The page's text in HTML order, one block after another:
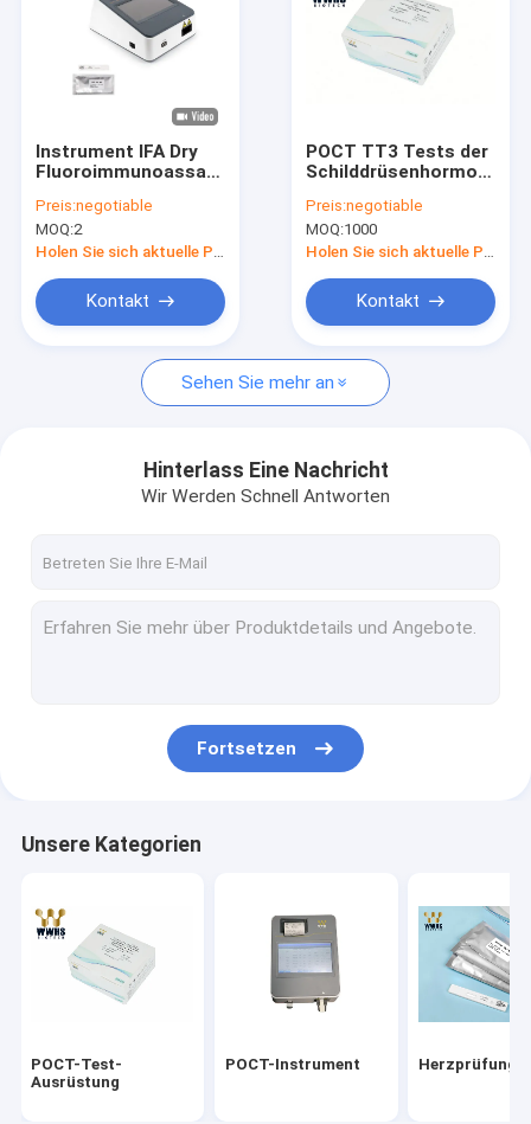
Über uns
Fabrik-Ausflug
Fordern Sie ein Zitat
News
POCT-Test-Ausrüstung
Herzprüfungsausrüstung
Schnelle Test-Ausrüstung PCT
Ergiebigkeits-Test-Ausrüstung
Medizinisches Laborverbrauchsmaterialien
Virus-Transport-Medium
Instrument IFA Dry
Fluoroimmunoassay
POCT
Preis:negotiable
MOQ:2
Holen Sie sich aktuelle Preis
Kontakt
POCT TT3 Tests der
Schilddrüsenhormon-
3000/Tageshohe
Empfindlichkeit
Preis:negotiable
MOQ:1000
Holen Sie sich aktuelle Preis
Kontakt
Sehen Sie mehr an
Hinterlass Eine Nachricht
Wir Werden Schnell Antworten
Fortsetzen
Unsere Kategorien
POCT-Test-
Ausrüstung
POCT-Instrument